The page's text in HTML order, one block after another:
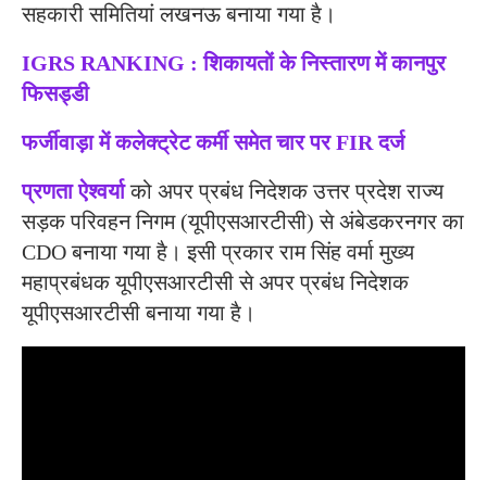
सहकारी समितियां लखनऊ बनाया गया है।
IGRS RANKING : शिकायतों के निस्तारण में कानपुर
फिसड्डी
फर्जीवाड़ा में कलेक्ट्रेट कर्मी समेत चार पर FIR दर्ज
प्रणता ऐश्वर्याको अपर प्रबंध निदेशक उत्तर प्रदेश राज्य
सड़क परिवहन निगम (यूपीएसआरटीसी) से अंबेडकरनगर का
CDO बनाया गया है। इसी प्रकार राम सिंह वर्मा मुख्य
महाप्रबंधक यूपीएसआरटीसी से अपर प्रबंध निदेशक
यूपीएसआरटीसी बनाया गया है।